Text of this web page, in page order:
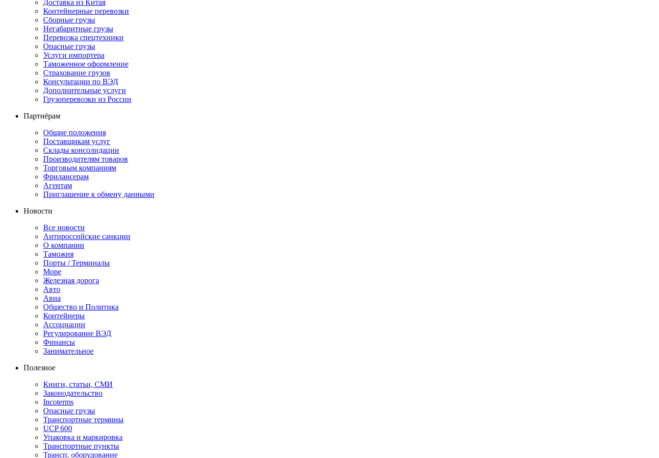
Доставка из Китая
Контейнерные перевозки
Сборные грузы
Негабаритные грузы
Перевозка спецтехники
Опасные грузы
Услуги импортера
Таможенное оформление
Страхование грузов
Консультации по ВЭД
Дополнительные услуги
Грузоперевозки из России
Партнёрам
Общие положения
Поставщикам услуг
Склады консолидации
Производителям товаров
Торговым компаниям
Фрилансерам
Агентам
Приглашение к обмену данными
Новости
Все новости
Антироссийские санкции
О компании
Таможня
Порты / Терминалы
Море
Железная дорога
Авто
Авиа
Общество и Политика
Контейнеры
Ассоциации
Регулирование ВЭД
Финансы
Занимательное
Полезное
Книги, статьи, СМИ
Законодательство
Incoterms
Опасные грузы
Транспортные термины
UCP 600
Упаковка и маркировка
Транспортные пункты
Трансп. оборудование